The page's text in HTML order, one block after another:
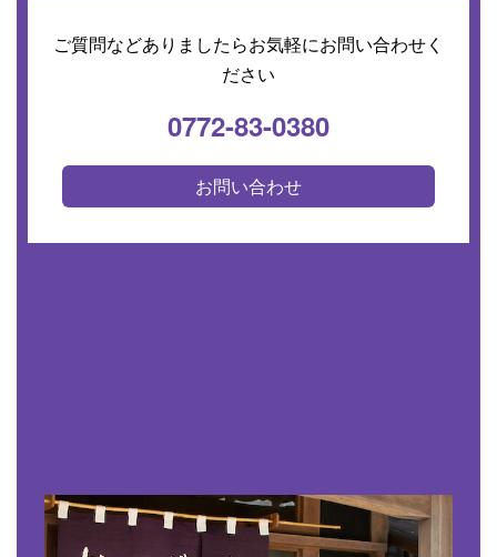
ご質問などありましたらお気軽にお問い合わせく
ださい
0772-83-0380
お問い合わせ